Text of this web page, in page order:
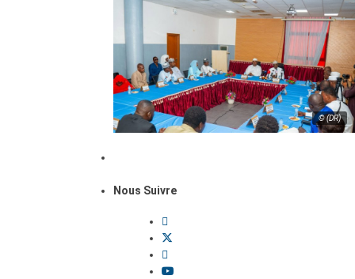
© (DR)
Nous Suivre